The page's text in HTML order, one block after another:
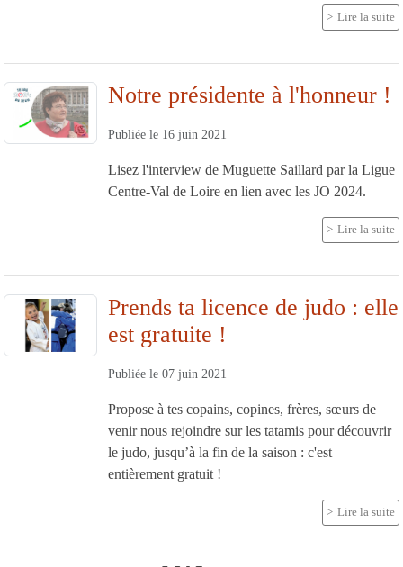
Lire la suite
Notre présidente à l'honneur !
Publiée le 16 juin 2021
Lisez l'interview de Muguette Saillard par la Ligue
Centre-Val de Loire en lien avec les JO 2024.
Lire la suite
Prends ta licence de judo : elle
est gratuite !
Publiée le 07 juin 2021
Propose à tes copains, copines, frères, sœurs de
venir nous rejoindre sur les tatamis pour découvrir
le judo, jusqu’à la fin de la saison : c'est
entièrement gratuit !
Lire la suite